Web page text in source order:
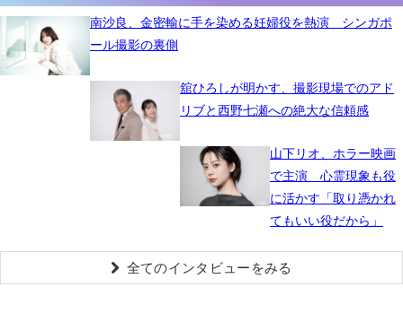
南沙良、金密輸に手を染める妊婦役を熱演 シンガポ
ール撮影の裏側
舘ひろしが明かす、撮影現場でのアド
リブと西野七瀬への絶大な信頼感
山下リオ、ホラー映画
で主演 心霊現象も役
に活かす「取り憑かれ
てもいい役だから」
全てのインタビューをみる